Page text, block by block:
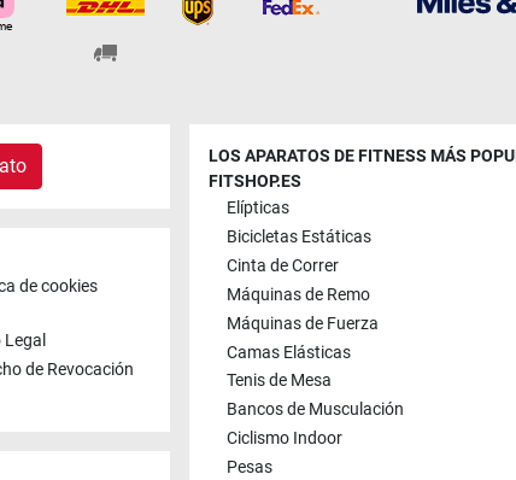
de cookies
de Revocación
LOS APARATOS DE FITNESS MÁS
FITSHOP.ES
Elípticas
Bicicletas Estáticas
Cinta de Correr
Máquinas de Remo
Máquinas de Fuerza
Camas Elásticas
Tenis de Mesa
Bancos de Musculación
Ciclismo Indoor
Pesas